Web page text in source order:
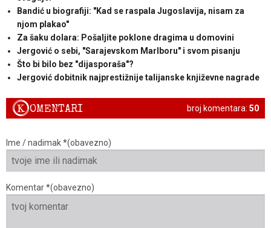
Bandić u biografiji: "Kad se raspala Jugoslavija, nisam za
njom plakao"
Za šaku dolara: Pošaljite poklone dragima u domovini
Jergović o sebi, "Sarajevskom Marlboru" i svom pisanju
Što bi bilo bez "dijasporaša"?
Jergović dobitnik najprestižnije talijanske književne nagrade
broj komentara: 50
KOMENTARI
Ime / nadimak *(obavezno)
Komentar *(obavezno)